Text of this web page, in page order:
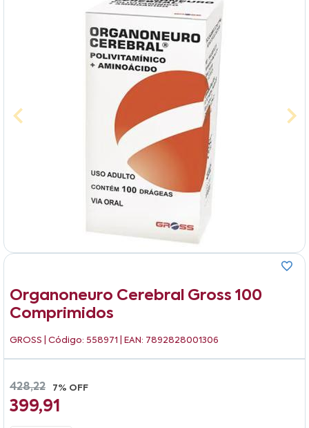
Organoneuro Cerebral Gross 100
Comprimidos
GROSS | Código: 558971 | EAN: 7892828001306
428,22 7% OFF
399,91